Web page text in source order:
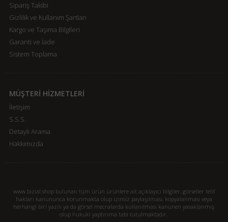
Sipariş Takibi
Gizlilik ve Kullanım Şartları
Kargo ve Taşıma Bilgileri
Garanti ve İade
Sistem Toplama
MÜŞTERİ HİZMETLERİ
İletişim
S.S.S.
Detaylı Arama
Hakkımızda
www.bizial.shop bulunan tüm ürün ürünlere ait açıklayıcı bilgiler, görseller telif
hakları kanununca korunmakta olup izinsiz paylaşılması, kopyalanması veya
herhangi biri yazılı ya da görsel mecralarda kullanılması kanunen yasaklanmış
olup hukuki yaptırıma tabi tutulmaktadır.